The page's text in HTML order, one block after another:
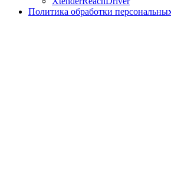
Политика обработки